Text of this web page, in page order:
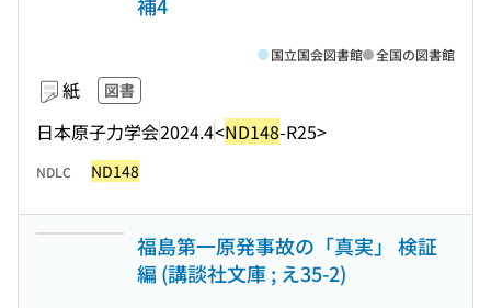
紙 図書
日本原子力学会2024.4<ND148-R25>
国立国会図書館 全国の図書館
NDLC ND148
福島第一原発事故の「真実」 検証
編 (講談社文庫 ; え35-2)